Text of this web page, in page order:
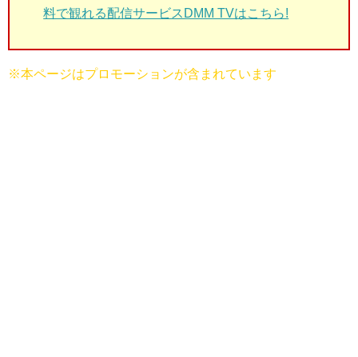
料で観れる配信サービスDMM TVはこちら!
※本ページはプロモーションが含まれています